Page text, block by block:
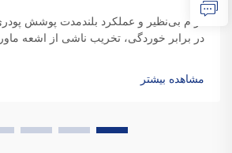
دوام بی‌نظیر و عملکرد بلندمدت پوشش
محافظتی پوشش پودری از ترکیب ویژه
ناشی می‌شود. روش‌های سنتی...
مشاهده بیشتر